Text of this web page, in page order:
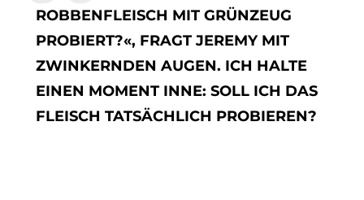
ROBBENFLEISCH MIT GRÜNZEUG
PROBIERT?«, FRAGT JEREMY MIT
ZWINKERNDEN AUGEN. ICH HALTE
EINEN MOMENT INNE: SOLL ICH DAS
FLEISCH TATSÄCHLICH PROBIEREN?